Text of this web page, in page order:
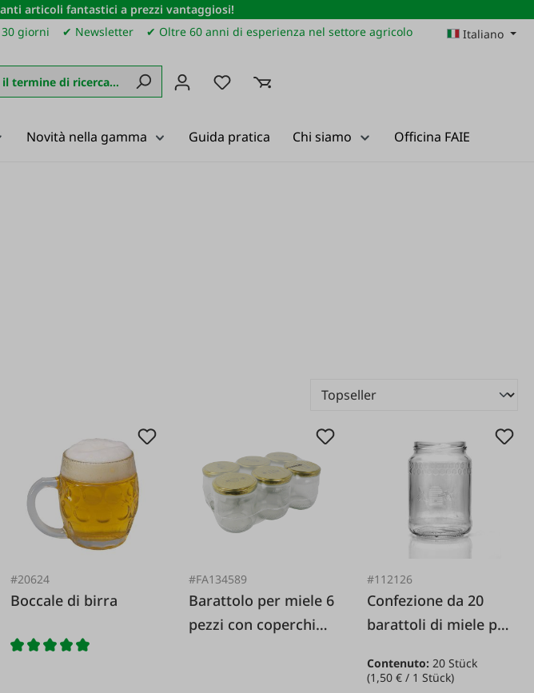
articoli fantastici a prezzi vantaggiosi!
giorni ✔ Newsletter ✔ Oltre 60 anni di esperienza nel settore agricolo Italiano
Hai 0 articoli nella lista dei desideri
Novità nella gamma Guida pratica Chi siamo Officina FAIE
#20624
Boccale di birra
#FA134589
Barattolo per miele 6
pezzi con coperchio
#112126
Confezione da 20
barattoli di miele per
coperchio a nido
Contenuto:20 Stück
(1,50 € / 1 Stück)